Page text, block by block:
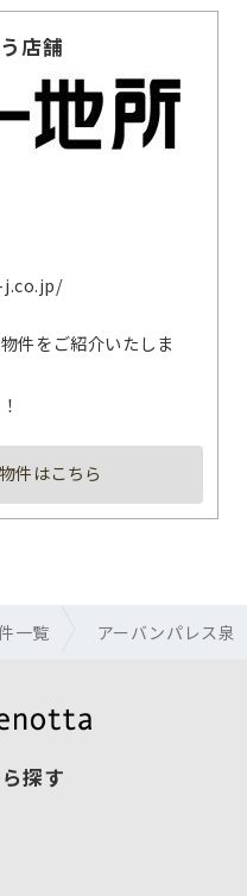
店舗
件をご紹介いたしま
件はこちら
一覧 アーバンパレス泉
探す